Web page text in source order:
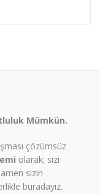
Mümkün.
çözümsüz
olarak; sizi
sizin
buradayız.